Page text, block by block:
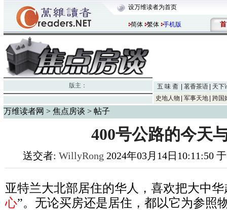
设万维读者为首页
简体 繁体 手机版 首
版主： 五 味 斋 茗香茶语
天下
史地人物
军事天地 跨国
万维读者网 > 焦点房谈 > 帖子
400号公路的今天
送交者: WillyRong 2024年03月14日10:11:50
亚特兰大北部居住的华人，喜欢把大中华
心”。无论买房还是居住，都以它为参照